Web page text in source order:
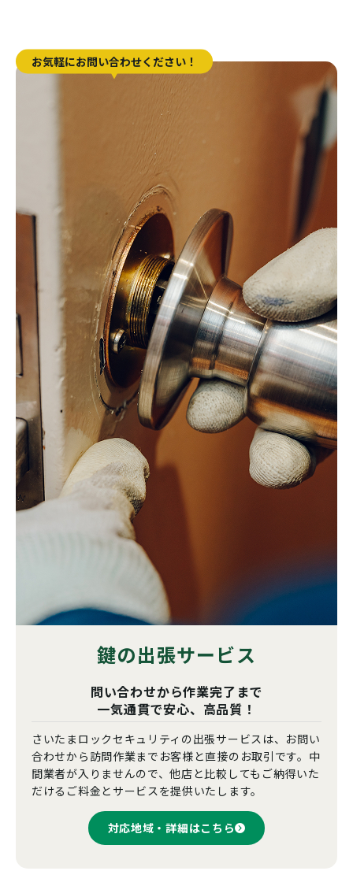
お気軽にお問い合わせください！
鍵の出張サービス
問い合わせから作業完了まで
一気通貫で安心、高品質！
さいたまロックセキュリティの出張サービスは、お問い
合わせから訪問作業までお客様と直接のお取引です。中
間業者が入りませんので、他店と比較してもご納得いた
だけるご料金とサービスを提供いたします。
対応地域・詳細はこちら